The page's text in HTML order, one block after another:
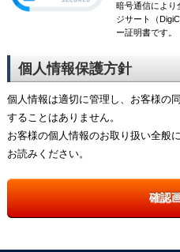
暗号通信により
ジサート（
ー証明書です。
個人情報保護方針
個人情報は適切に管理し、お客様の
することはありません。
お客様の個人情報のお取り扱い全般
お読みください。